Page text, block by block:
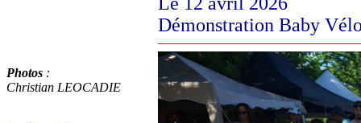
Démonstration Baby
Photos :
Christian LEOCADIE